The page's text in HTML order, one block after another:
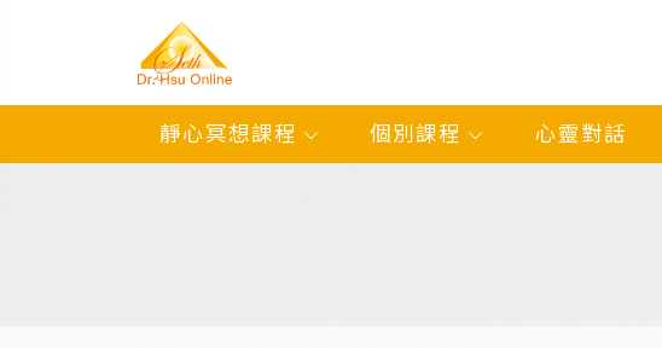
靜心冥想課程 個別課程 心靈對話